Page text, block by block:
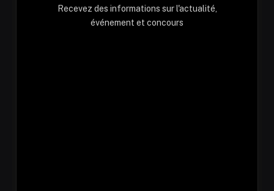
Recevez des informations sur l'actualité,
événement et concours